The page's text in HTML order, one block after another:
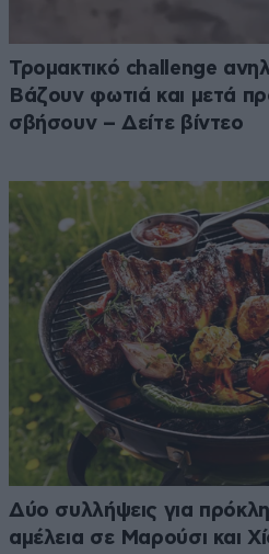
Τρομακτικό challenge
Βάζουν φωτιά και μετά
σβήσουν – Δείτε βίντεο
Δύο συλλήψεις για
αμέλεια σε Μαρούσι και